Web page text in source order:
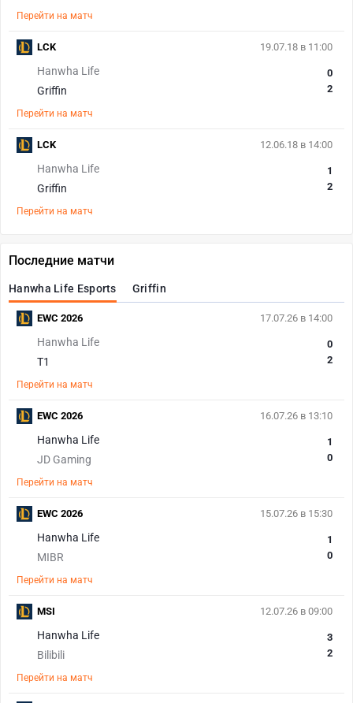
Перейти на матч
19.07.18 в 11:00
Hanwha Life
Griffin
0
2
Перейти на матч
LCK
12.06.18 в 14:00
Hanwha Life
Griffin
1
2
Перейти на матч
LCK
Последние матчи
Hanwha Life Esports Griffin
17.07.26 в 14:00
Hanwha Life
T1
0
2
Перейти на матч
EWC 2026
16.07.26 в 13:10
Hanwha Life
JD Gaming
1
0
Перейти на матч
EWC 2026
15.07.26 в 15:30
Hanwha Life
MIBR
1
0
Перейти на матч
EWC 2026
12.07.26 в 09:00
Hanwha Life
Bilibili
3
2
Перейти на матч
MSI